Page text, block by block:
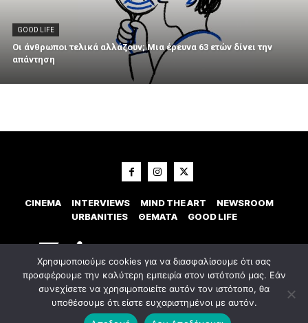
GOOD LIFE
Οι άνθρωποι τελικά αλλάζουν; Μια έρευνα 63 ετών δίνει την
απάντηση
CINEMA INTERVIEWS MIND THE ART
NEWSROOM
URBANITIES
ΘΕΜΑΤΑ GOOD LIFE
© 2023 Εxostispress - All right reserved. Κατασκευή Ιστοσελίδας
digital agency
Χρησιμοποιούμε cookies για να διασφαλίσουμε ότι σας
προσφέρουμε την καλύτερη εμπειρία στον ιστότοπό μας. Εάν
συνεχίσετε να χρησιμοποιείτε αυτόν τον ιστότοπο, θα
υποθέσουμε ότι είστε ευχαριστημένοι με αυτόν.